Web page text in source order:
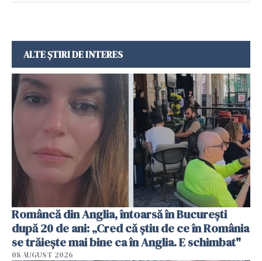
ALTE ȘTIRI DE INTERES
Româncă din Anglia, întoarsă în București
după 20 de ani: „Cred că știu de ce în România
se trăiește mai bine ca în Anglia. E schimbat"
08 AUGUST 2026